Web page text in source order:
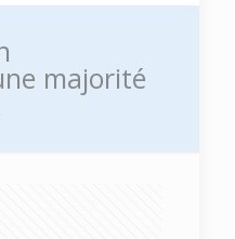
majorité